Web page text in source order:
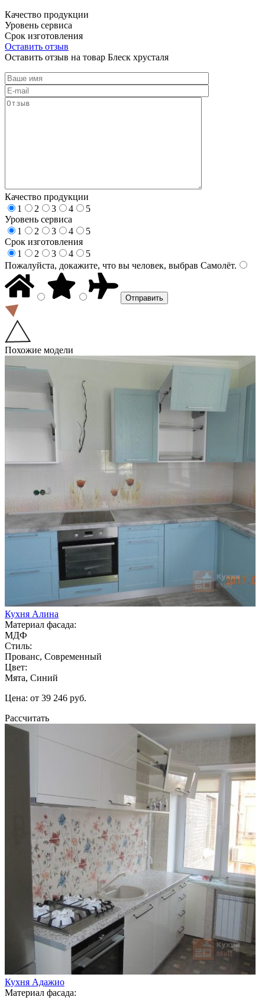
Качество продукции
Уровень сервиса
Срок изготовления
Оставить отзыв
Оставить отзыв на товар Блеск хрусталя
Качество продукции
1
2 3 4
5
Уровень сервиса
1
2 3 4
5
Срок изготовления
1
2 3 4
5
Пожалуйста, докажите, что вы человек, выбрав Самолёт.
Похожие модели
Кухня Алина
Материал фасада:
МДФ
Стиль:
Прованс, Современный
Цвет:
Мята, Синий
Цена: от 39 246 руб.
Рассчитать
Кухня Адажио
Материал фасада: